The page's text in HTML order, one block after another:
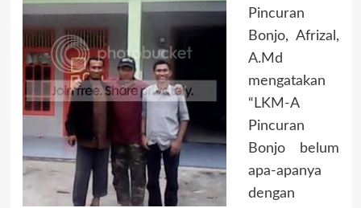
Pincuran
Bonjo, Afrizal,
A.Md
mengatakan
“LKM-A
Pincuran
Bonjo belum
apa-apanya
dengan